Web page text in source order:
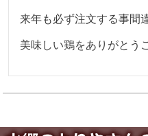
来年も必ず注文する事間
美味しい鶏をありがとう